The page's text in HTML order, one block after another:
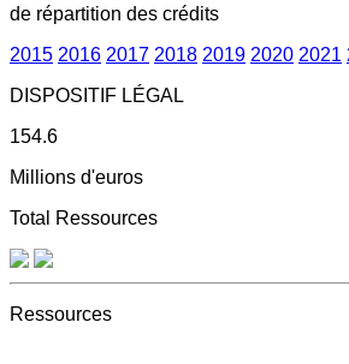
de répartition des crédits
2015 2016 2017 2018 2019 2020 2021
DISPOSITIF LÉGAL
154.6
Millions d'euros
Total Ressources
Ressources